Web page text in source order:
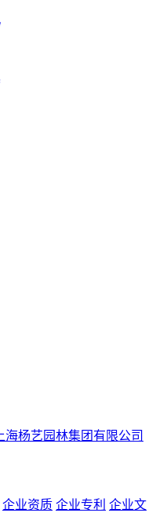
企业资质 企业专利 企业文